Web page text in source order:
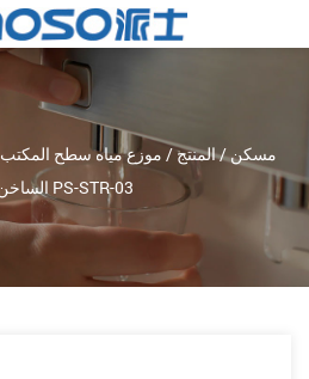
مسكن/المنتج/ موزع مياه سطح المكتب
الساخن والبارد PS-STR-03